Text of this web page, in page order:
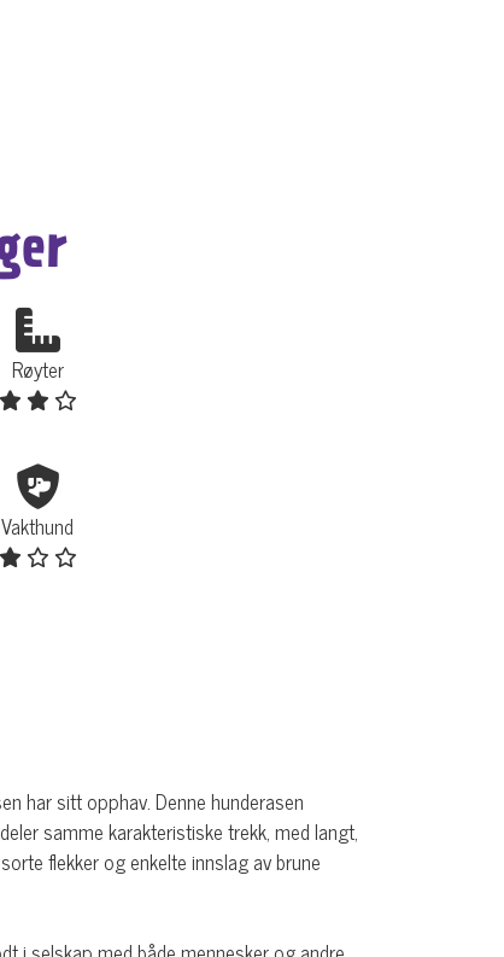
Røyter
Vakthund
har sitt opphav. Denne hunderasen
samme karakteristiske trekk, med langt,
flekker og enkelte innslag av brune